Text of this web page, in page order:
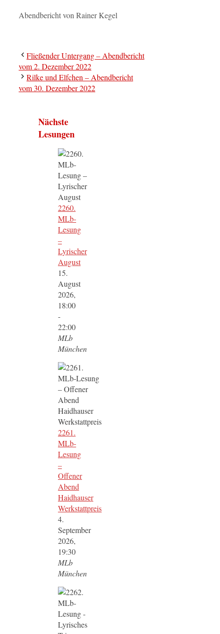
Abendbericht von Rainer Kegel
Fließender Untergang – Abendbericht
vom 2. Dezember 2022
Rilke und Elfchen – Abendbericht
vom 30. Dezember 2022
Nächste
Lesungen
2260.
MLb-
Lesung
–
Lyrischer
August
15.
August
2026,
18:00
-
22:00
MLb
München
2261.
MLb-
Lesung
–
Offener
Abend
Haidhauser
Werkstattpreis
4.
September
2026,
19:30
MLb
München